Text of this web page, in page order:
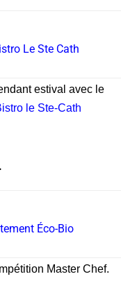
Le Ste Cath
estival avec le
le Ste-Cath
Éco-Bio
Master Chef.